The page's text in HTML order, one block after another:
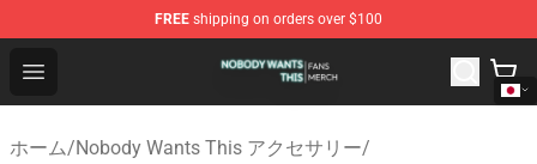
FREE shipping on orders over $100
Open menu
Nobody Wants This Shop - Official Nobody Wants This
ホーム/Nobody Wants This アクセサリー/